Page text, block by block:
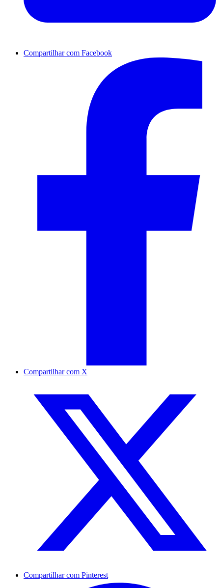
Compartilhar com Facebook
Compartilhar com X
Compartilhar com Pinterest